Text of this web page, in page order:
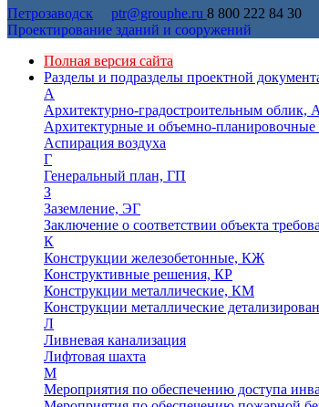
Петрозаводск ptr@grouphe.ru 8 800 222 84 30
Проектирование зданий и сооружений
Полная версия сайта
Разделы и подразделы проектной
А
Архитектурно-градостроительным облик,
Архитектурные и объемно-
Аспирация воздуха
Г
Генеральный план, ГП
З
Заземление, ЭГ
Заключение о соответствии объекта
К
Конструкции железобетонные, КЖ
Конструктивные решения, КР
Конструкции металлические, КМ
Конструкции металлические
Л
Ливневая канализация
Лифтовая шахта
М
Мероприятия по обеспечению доступа